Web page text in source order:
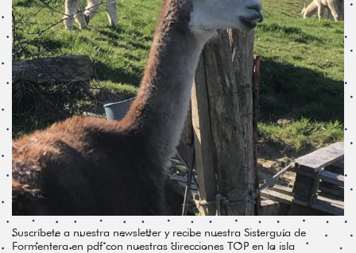
Suscríbete a nuestra newsletter y recibe nuestra Sisterguía de
Formentera en pdf con nuestras direcciones TOP en la isla